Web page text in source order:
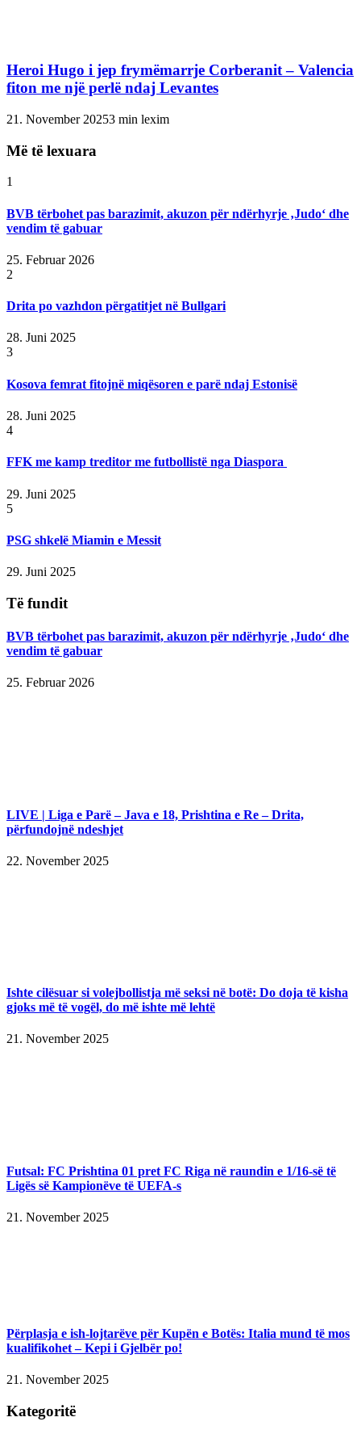
Heroi Hugo i jep frymëmarrje Corberanit – Valencia
fiton me një perlë ndaj Levantes
21. November 20253 min lexim
Më të lexuara
1
BVB tërbohet pas barazimit, akuzon për ndërhyrje ‚Judo‘ dhe
vendim të gabuar
25. Februar 2026
2
Drita po vazhdon përgatitjet në Bullgari
28. Juni 2025
3
Kosova femrat fitojnë miqësoren e parë ndaj Estonisë
28. Juni 2025
4
FFK me kamp treditor me futbollistë nga Diaspora
29. Juni 2025
5
PSG shkelë Miamin e Messit
29. Juni 2025
Të fundit
BVB tërbohet pas barazimit, akuzon për ndërhyrje ‚Judo‘ dhe
vendim të gabuar
25. Februar 2026
LIVE | Liga e Parë – Java e 18, Prishtina e Re – Drita,
përfundojnë ndeshjet
22. November 2025
Ishte cilësuar si volejbollistja më seksi në botë: Do doja të kisha
gjoks më të vogël, do më ishte më lehtë
21. November 2025
Futsal: FC Prishtina 01 pret FC Riga në raundin e 1/16-së të
Ligës së Kampionëve të UEFA-s
21. November 2025
Përplasja e ish-lojtarëve për Kupën e Botës: Italia mund të mos
kualifikohet – Kepi i Gjelbër po!
21. November 2025
Kategoritë